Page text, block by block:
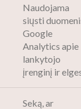
Naudojama
siųsti
Google
Analytics apie
lankytojo
įrenginį ir
Seką, ar